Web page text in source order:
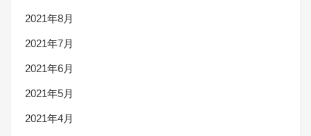
2021年8月
2021年7月
2021年6月
2021年5月
2021年4月